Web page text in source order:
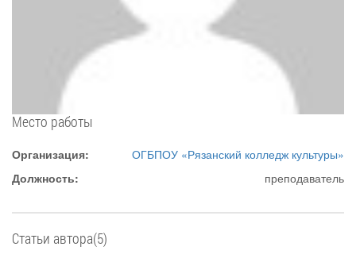
Место работы
Организация:
ОГБПОУ «Рязанский колледж культуры»
Должность:
преподаватель
Статьи автора(5)